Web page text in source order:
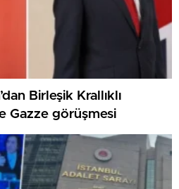
Birleşik Krallıklı
Gazze görüşmesi